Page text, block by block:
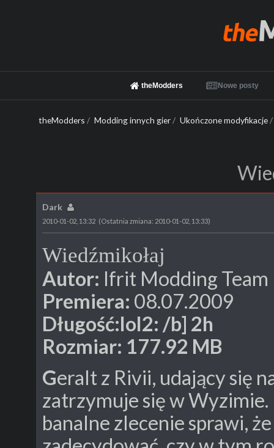
theModders Nowe posty
theModders / Modding innych gier/ Ukończone modyfikacje/
Dark
2010-01-02, 13:32 (Ostatnia zmiana: 2010-01-02, 13:33)
Wiedźmikołaj
Autor: Ifrit Modding Team
Premiera: 08.07.2009
Długość:lol2: /b] 2h
Rozmiar: 177.92
Geralt z Rivii, udający się
zatrzymuje się w
banalne zlecenie sprawi,